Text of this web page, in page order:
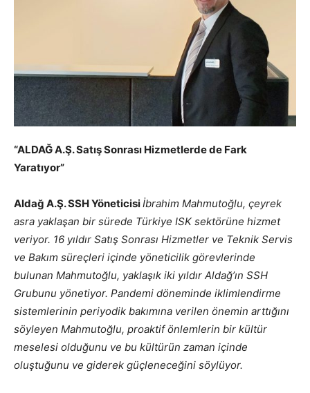
“ALDAĞ A.Ş. Satış Sonrası Hizmetlerde de Fark
Yaratıyor”
Aldağ A.Ş. SSH Yöneticisiİbrahim Mahmutoğlu, çeyrek
asra yaklaşan bir sürede Türkiye ISK sektörüne hizmet
veriyor. 16 yıldır Satış Sonrası Hizmetler ve Teknik Servis
ve Bakım süreçleri içinde yöneticilik görevlerinde
bulunan Mahmutoğlu, yaklaşık iki yıldır Aldağ’ın SSH
Grubunu yönetiyor. Pandemi döneminde iklimlendirme
sistemlerinin periyodik bakımına verilen önemin arttığını
söyleyen Mahmutoğlu, proaktif önlemlerin bir kültür
meselesi olduğunu ve bu kültürün zaman içinde
oluştuğunu ve giderek güçleneceğini söylüyor.